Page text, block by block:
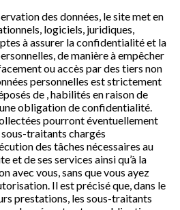
des données, le site met en
logiciels, juridiques,
à assurer la confidentialité et la
de manière à empêcher
ou accès par des tiers non
personnelles est strictement
de , habilités en raison de
obligation de confidentialité.
pourront éventuellement
traitants chargés
des tâches nécessaires au
et de ses services ainsi qu’à la
avec vous, sans que vous ayez
Il est précisé que, dans le
prestations, les sous-traitants